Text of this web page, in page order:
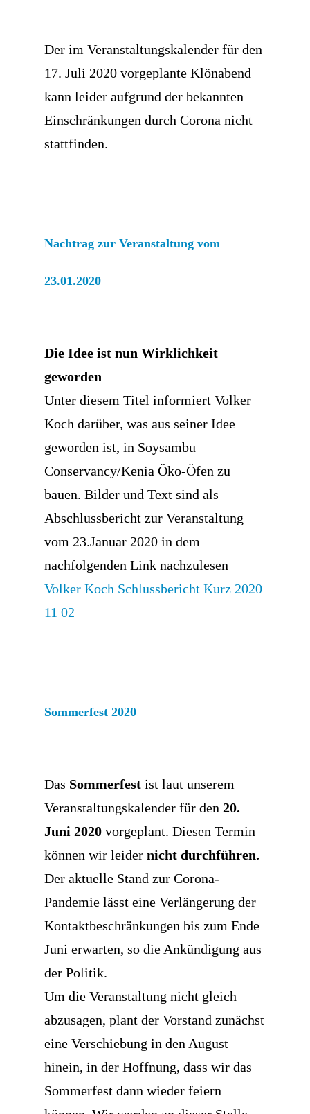
Der im Veranstaltungskalender für den
17. Juli 2020 vorgeplante Klönabend
kann leider aufgrund der bekannten
Einschränkungen durch Corona nicht
stattfinden.
Nachtrag zur Veranstaltung vom
23.01.2020
Die Idee ist nun Wirklichkeit
geworden
Unter diesem Titel informiert Volker
Koch darüber, was aus seiner Idee
geworden ist, in Soysambu
Conservancy/Kenia Öko-Öfen zu
bauen. Bilder und Text sind als
Abschlussbericht zur Veranstaltung
vom 23.Januar 2020 in dem
nachfolgenden Link nachzulesen
Volker Koch Schlussbericht Kurz 2020
11 02
Sommerfest 2020
Das Sommerfest ist laut unserem
Veranstaltungskalender für den 20.
Juni 2020 vorgeplant. Diesen Termin
können wir leider nicht durchführen.
Der aktuelle Stand zur Corona-
Pandemie lässt eine Verlängerung der
Kontaktbeschränkungen bis zum Ende
Juni erwarten, so die Ankündigung aus
der Politik.
Um die Veranstaltung nicht gleich
abzusagen, plant der Vorstand zunächst
eine Verschiebung in den August
hinein, in der Hoffnung, dass wir das
Sommerfest dann wieder feiern